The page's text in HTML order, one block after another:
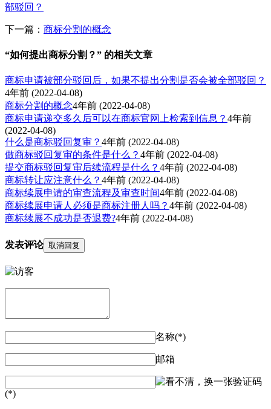
部驳回？
下一篇： 商标分割的概念
“如何提出商标分割？” 的相关文章
商标申请被部分驳回后，如果不提出分割是否会被全部驳回？
4年前 (2022-04-08)
商标分割的概念4年前 (2022-04-08)
商标申请递交多久后可以在商标官网上检索到信息？ 4年前
(2022-04-08)
什么是商标驳回复审？ 4年前 (2022-04-08)
做商标驳回复审的条件是什么？ 4年前 (2022-04-08)
提交商标驳回复审后续流程是什么？ 4年前 (2022-04-08)
商标转让应注意什么？ 4年前 (2022-04-08)
商标续展申请的审查流程及审查时间4年前 (2022-04-08)
商标续展申请人必须是商标注册人吗？ 4年前 (2022-04-08)
商标续展不成功是否退费?4年前 (2022-04-08)
发表评论 取消回复
名称(*)
邮箱
验证码
(*)